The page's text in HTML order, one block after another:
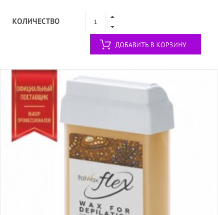
КОЛИЧЕСТВО
ДОБАВИТЬ В КОРЗИНУ